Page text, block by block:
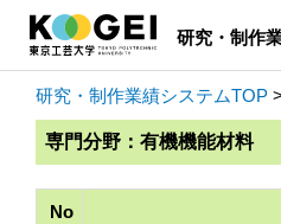
研究・制作
研究・制作業績システムTOP
専門分野：有機機能材料
No